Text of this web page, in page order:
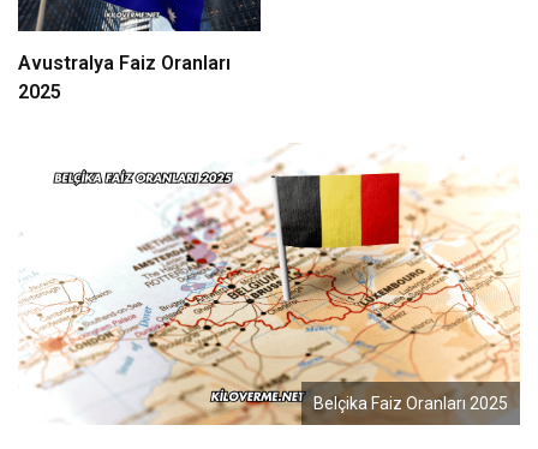
Avustralya Faiz Oranları
2025
Belçika Faiz Oranları 2025